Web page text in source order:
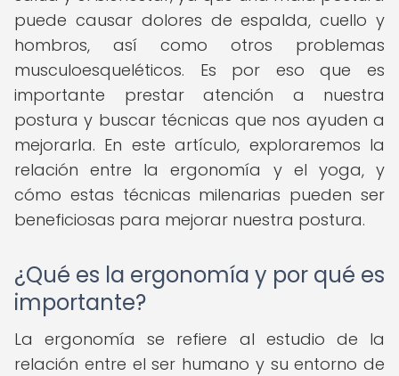
puede causar dolores de espalda, cuello y
hombros, así como otros problemas
musculoesqueléticos. Es por eso que es
importante prestar atención a nuestra
postura y buscar técnicas que nos ayuden a
mejorarla. En este artículo, exploraremos la
relación entre la ergonomía y el yoga, y
cómo estas técnicas milenarias pueden ser
beneficiosas para mejorar nuestra postura.
¿Qué es la ergonomía y por qué es
importante?
La ergonomía se refiere al estudio de la
relación entre el ser humano y su entorno de